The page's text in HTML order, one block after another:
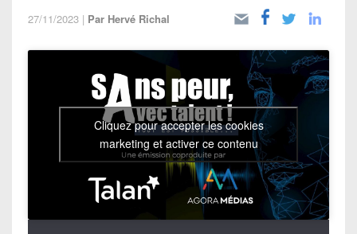
27/11/2023 | Par Hervé Richal
Cliquez pour accepter les cookies
marketing et activer ce contenu